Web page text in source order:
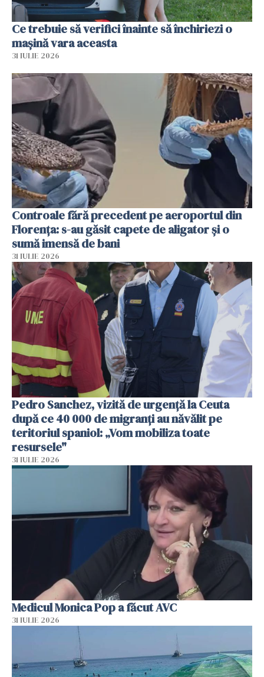
Ce trebuie să verifici înainte să închiriezi o
mașină vara aceasta
31 IULIE 2026
Controale fără precedent pe aeroportul din
Florența: s-au găsit capete de aligator și o
sumă imensă de bani
31 IULIE 2026
Pedro Sanchez, vizită de urgență la Ceuta
după ce 40 000 de migranți au năvălit pe
teritoriul spaniol: „Vom mobiliza toate
resursele"
31 IULIE 2026
Medicul Monica Pop a făcut AVC
31 IULIE 2026